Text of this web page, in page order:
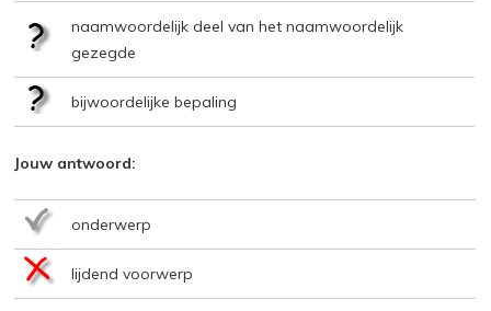
naamwoordelijk deel van het naamwoordelijk
gezegde
bijwoordelijke bepaling
Jouw antwoord:
onderwerp
lijdend voorwerp